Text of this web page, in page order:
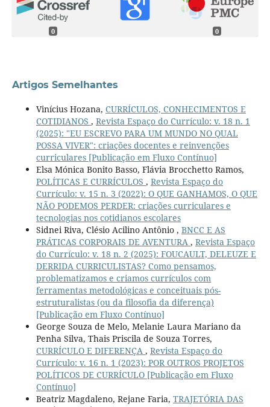
0 0
Artigos Semelhantes
Vinícius Hozana, CURRÍCULOS, CONHECIMENTOS E
COTIDIANOS , Revista Espaço do Currículo: v. 18 n. 1
(2025): "EU ESCREVO PARA UM MUNDO NO QUAL
POSSA VIVER": criações docentes e reinvenções
curriculares [Publicação em Fluxo Contínuo]
Elsa Mónica Bonito Basso, Flávia Brocchetto Ramos,
POLÍTICAS E CURRÍCULOS , Revista Espaço do
Currículo: v. 15 n. 3 (2022): O QUE GANHAMOS, O QUE
NÃO PODEMOS PERDER: criações curriculares e
tecnologias nos cotidianos escolares
Sidnei Riva, Clésio Acilino Antônio , BNCC E AS
PRÁTICAS CORPORAIS DE AVENTURA , Revista Espaço
do Currículo: v. 18 n. 2 (2025): FOUCAULT, DELEUZE E
DERRIDA CURRICULISTAS? Como pensamos,
problematizamos e criamos currículos com
ferramentas metodológicas e conceituais pós-
estruturalistas (ou da filosofia da diferença)
[Publicação em Fluxo Contínuo]
George Souza de Melo, Melanie Laura Mariano da
Penha Silva, Thais Priscila de Souza Torres,
CURRÍCULO E DIFERENÇA , Revista Espaço do
Currículo: v. 16 n. 1 (2023): POR OUTROS PROJETOS
POLÍTICOS DE CURRÍCULO [Publicação em Fluxo
Contínuo]
Beatriz Magdaleno, Rejane Faria, TRAJETÓRIA DAS